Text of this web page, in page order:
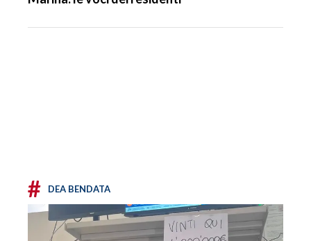
# DEA BENDATA